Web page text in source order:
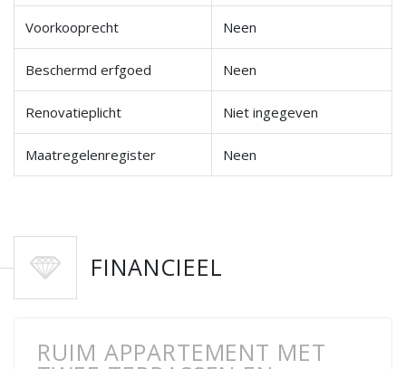
Voorkooprecht Neen
Beschermd erfgoed Neen
Renovatieplicht Niet ingegeven
Maatregelenregister Neen
FINANCIEEL
RUIM APPARTEMENT MET